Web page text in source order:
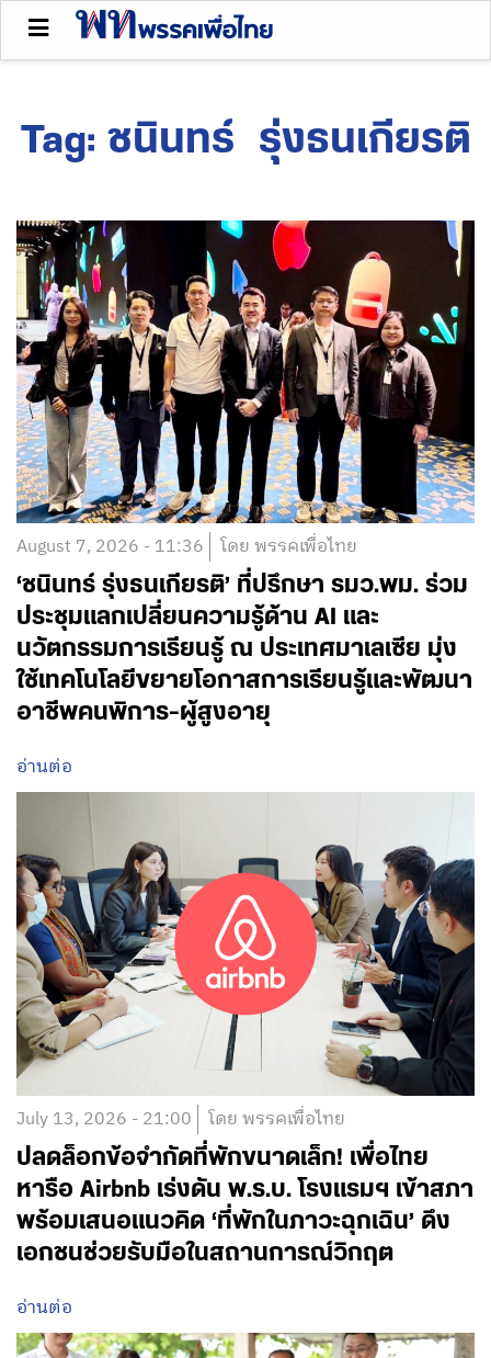
Tag: ชนินทร์ รุ่งธนเกียรติ
August 7, 2026 - 11:36 โดย พรรคเพื่อไทย
‘ชนินทร์ รุ่งธนเกียรติ’ ที่ปรึกษา รมว.พม. ร่วม
ประชุมแลกเปลี่ยนความรู้ด้าน AI และ
นวัตกรรมการเรียนรู้ ณ ประเทศมาเลเซีย มุ่ง
ใช้เทคโนโลยีขยายโอกาสการเรียนรู้และพัฒนา
อาชีพคนพิการ-ผู้สูงอายุ
อ่านต่อ
July 13, 2026 - 21:00 โดย พรรคเพื่อไทย
ปลดล็อกข้อจำกัดที่พักขนาดเล็ก! เพื่อไทย
หารือ Airbnb เร่งดัน พ.ร.บ. โรงแรมฯ เข้าสภา
พร้อมเสนอแนวคิด ‘ที่พักในภาวะฉุกเฉิน’ ดึง
เอกชนช่วยรับมือในสถานการณ์วิกฤต
อ่านต่อ